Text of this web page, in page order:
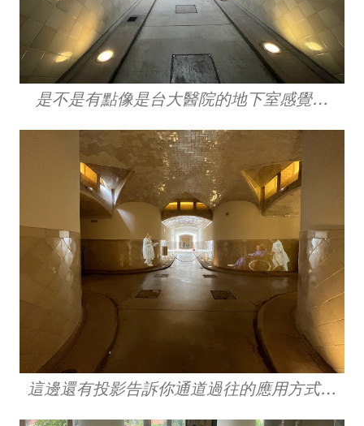
是不是有點像是台大醫院的地下室感覺…
這邊還有投影告訴你通道過往的應用方式…